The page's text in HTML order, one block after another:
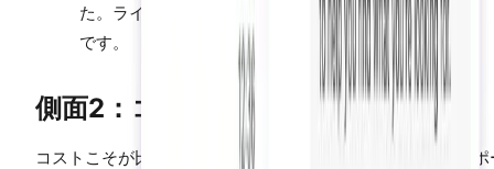
た。ライブチャットでは絶対に獲得できなかった収益
です。
側面2：コストと拡張性
コストこそが比較を際立たせる要素です。月間1,000件のサポ